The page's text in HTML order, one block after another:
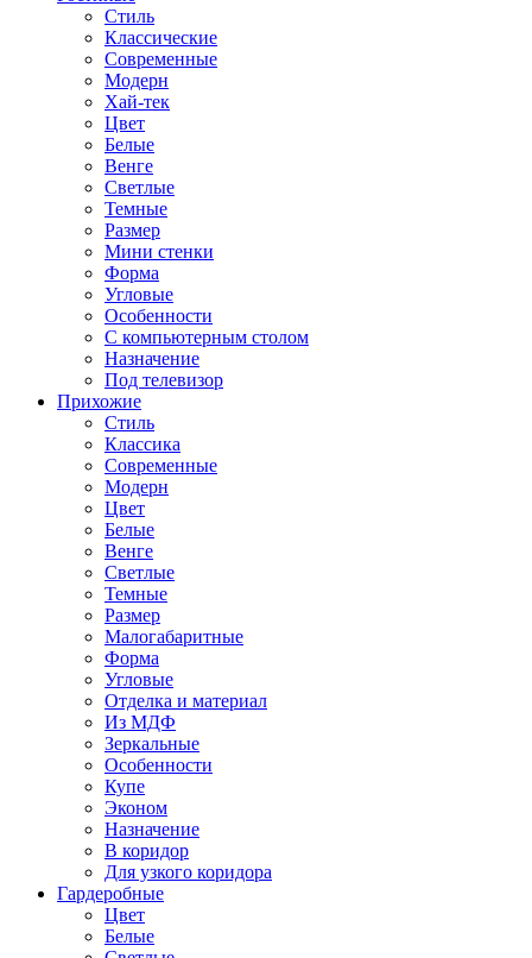
Стиль
Классические
Современные
Модерн
Хай-тек
Цвет
Белые
Венге
Светлые
Темные
Размер
Мини стенки
Форма
Угловые
Особенности
С компьютерным столом
Назначение
Под телевизор
Прихожие
Стиль
Классика
Современные
Модерн
Цвет
Белые
Венге
Светлые
Темные
Размер
Малогабаритные
Форма
Угловые
Отделка и материал
Из МДФ
Зеркальные
Особенности
Купе
Эконом
Назначение
В коридор
Для узкого коридора
Гардеробные
Цвет
Белые